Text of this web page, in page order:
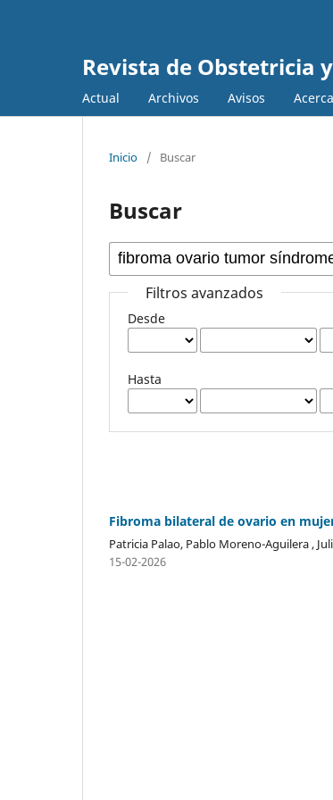
Revista de Obstetricia
Actual Archivos Avisos
Inicio / Buscar
Buscar
Filtros avanzados
Desde
Hasta
Fibroma bilateral de ovario en
Patricia Palao, Pablo Moreno-Aguilera ,
15-02-2026